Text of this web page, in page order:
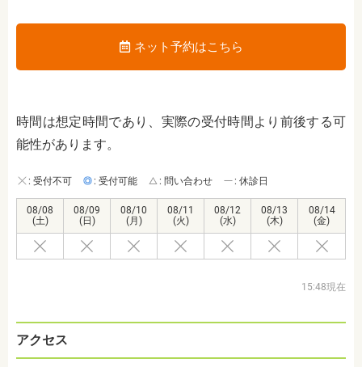
ネット予約はこちら
時間は想定時間であり、実際の受付時間より前後する可
能性があります。
: 受付不可 : 受付可能 : 問い合わせ : 休診日
08/08
(土)
08/09
(日)
08/10
(月)
08/11
(火)
08/12
(水)
08/13
(木)
08/14
(金)
15:48現在
アクセス